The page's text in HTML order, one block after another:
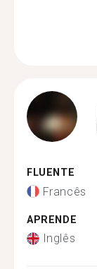
FLUENTE
Francês
APRENDE
Inglês